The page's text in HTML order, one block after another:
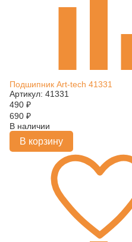
Подшипник Art-tech 41331
Артикул: 41331
490 ₽
690 ₽
В наличии
В корзину